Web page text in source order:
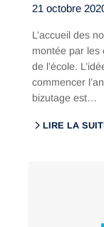
21 octobre
L’accueil des
montée par les
de l’école.
commencer
bizutage est…
LIRE LA